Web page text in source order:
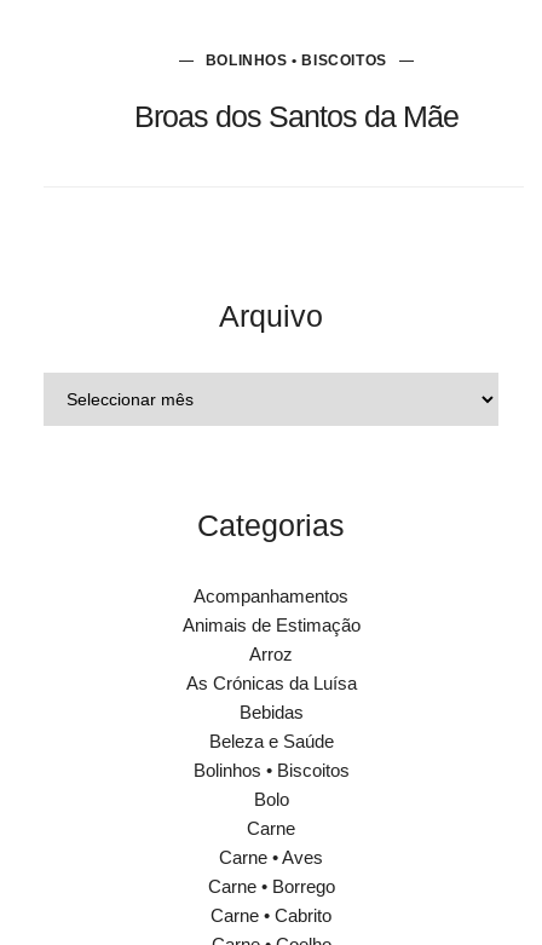
BOLINHOS • BISCOITOS
Broas dos Santos da Mãe
Arquivo
Categorias
Acompanhamentos
Animais de Estimação
Arroz
As Crónicas da Luísa
Bebidas
Beleza e Saúde
Bolinhos • Biscoitos
Bolo
Carne
Carne • Aves
Carne • Borrego
Carne • Cabrito